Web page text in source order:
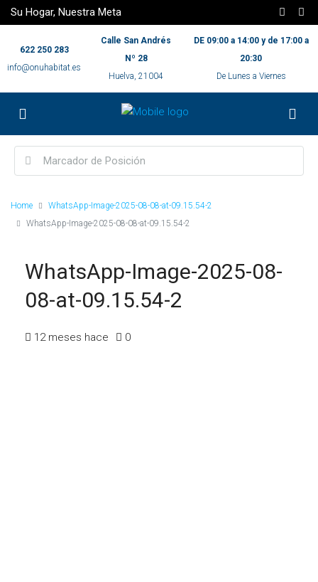
Su Hogar, Nuestra Meta
622 250 283
info@onuhabitat.es
Calle San Andrés
Nº 28
Huelva, 21004
DE 09:00 a 14:00 y de 17:00 a
20:30
De Lunes a Viernes
Home
WhatsApp-Image-2025-08-08-at-09.15.54-2
WhatsApp-Image-2025-08-08-at-09.15.54-2
WhatsApp-Image-2025-08-
08-at-09.15.54-2
12 meses hace 0